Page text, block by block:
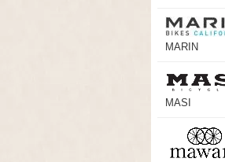
MARIN
MASI